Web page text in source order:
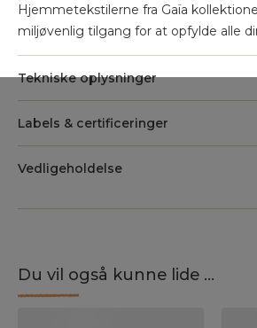
Hjemmetekstilerne fra Gaïa
miljøvenlig tilgang for at opfylde alle
Tekniske oplysninger
Labels & certificeringer
Vedligeholdelse
Du vil også kunne lide ...